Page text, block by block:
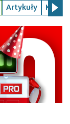
Artykuły Kursy